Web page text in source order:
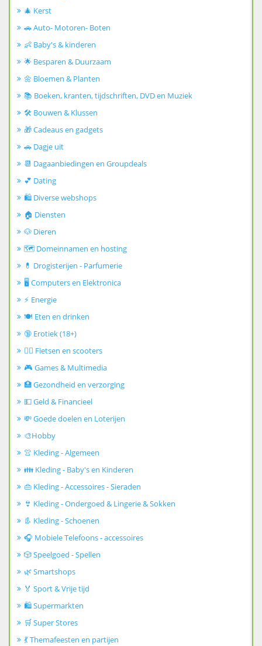
🎄 Kerst
🚗 Auto- Motoren- Boten
👶 Baby's & kinderen
🌟 Besparen & Duurzaam
🌼 Bloemen & Planten
📚 Boeken, kranten, tijdschriften, DVD en Muziek
🛠️ Bouwen & Klussen
🎁 Cadeaus en gadgets
🚗 Dagje uit
📆 Dagaanbiedingen en Groupdeals
💕 Dating
🛍️ Diverse webshops
🏠 Diensten
🐶 Dieren
🗺️ Domeinnamen en hosting
💊 Drogisterijen - Parfumerie
🖥️ Computers en Elektronica
⚡ Energie
🍽️ Eten en drinken
🔞 Erotiek (18+)
🚴‍♂️ Fietsen en scooters
🎮 Games & Multimedia
🏥 Gezondheid en verzorging
💵 Geld & Financieel
💸 Goede doelen en Loterijen
🎨Hobby
👚 Kleding - Algemeen
👪 Kleding - Baby's en Kinderen
👜 Kleding - Accessoires - Sieraden
👙 Kleding - Ondergoed & Lingerie & Sokken
👢 Kleding - Schoenen
🎧 Mobiele Telefoons - accessoires
🎲 Speelgoed - Spellen
🌿 Smartshops
🏅 Sport & Vrije tijd
🛍️ Supermarkten
🛒 Super Stores
💃 Themafeesten en partijen